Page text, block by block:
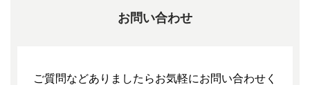
お問い合わせ
ご質問などありましたらお気軽にお問い合わせく